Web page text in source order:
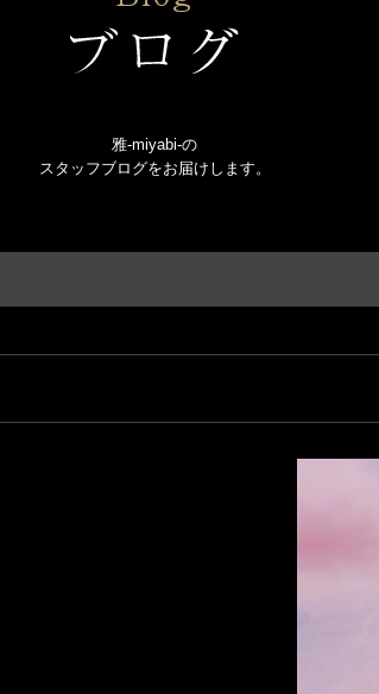
雅-miyabi-の
スタッフブログをお届けします。